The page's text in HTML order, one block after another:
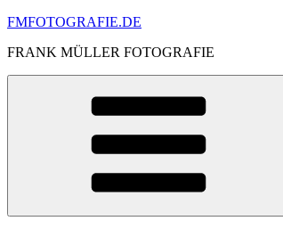
Skip
content
FMFOTOGRAFIE.DE
FRANK MÜLLER FOTOGRAFIE